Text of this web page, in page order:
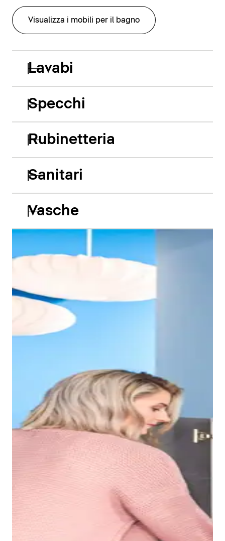
Visualizza i mobili per il bagno
Lavabi
Grazie al bordo sottile del lavabo Duravit No.1, si
ottiene un bacino interno spazioso, nel quale è
possibile, ad esempio, lavarsi i capelli senza problemi.
Specchi
Rubinetteria
Sanitari
Vasche